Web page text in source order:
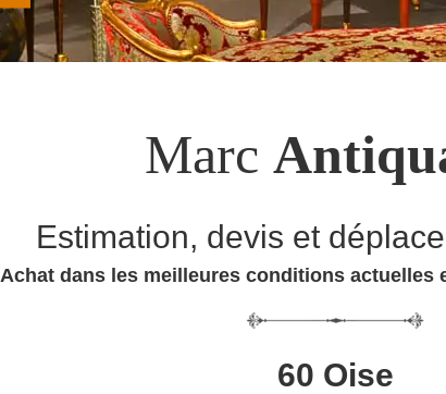
Marc
Estimation, devis et
Achat dans les meilleures conditions actuelles
60 Oise